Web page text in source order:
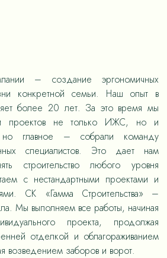
– создание эргономичных
конкретной семьи. Наш опыт в
более 20 лет. За это время мы
проектов не только ИЖС, но и
но главное – собрали команду
специалистов. Это дает нам
строительство любого уровня
с нестандартными проектами и
СК «Гамма Строительства» –
Мы выполняем все работы, начиная
проекта, продолжая
отделкой и облагораживанием
возведением заборов и ворот.